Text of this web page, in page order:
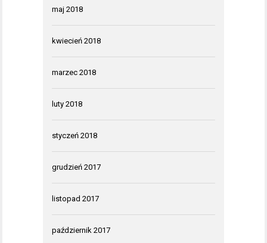
maj 2018
kwiecień 2018
marzec 2018
luty 2018
styczeń 2018
grudzień 2017
listopad 2017
październik 2017